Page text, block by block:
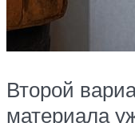
Второй
материала